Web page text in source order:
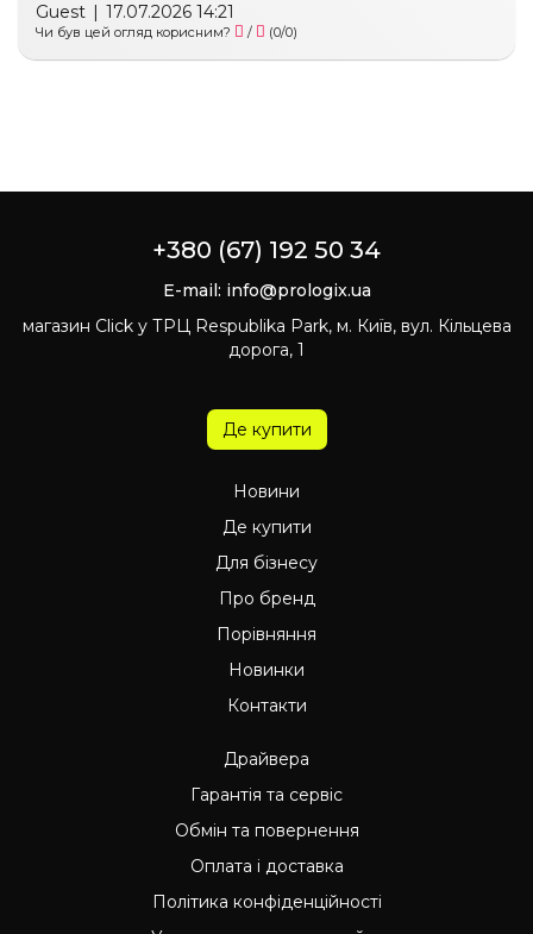
Guest
17.07.2026 14:21
Чи був цей огляд корисним? / (0/0)
+380 (67) 192 50 34
E-mail: info@prologix.ua
магазин Click у ТРЦ Respublika Park, м. Київ, вул. Кільцева
дорога, 1
Де купити
Новини
Де купити
Для бізнесу
Про бренд
Порівняння
Новинки
Контакти
Драйвера
Гарантія та сервіс
Обмін та повернення
Оплата і доставка
Політика конфіденційності